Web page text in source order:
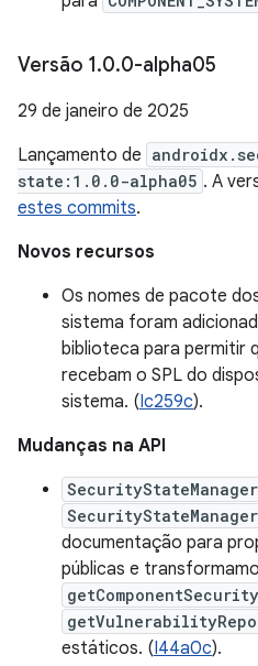
Versão 1.0.0-alpha05
29 de janeiro de 2025
Lançamento de
state:1.0.0-alpha05 . A
estes commits.
Novos recursos
Os nomes de pacote
sistema foram
biblioteca para permitir
recebam o SPL do
sistema. (Ic259c).
Mudanças na API
SecurityStateManager
documentação para
públicas e
estáticos. (I44a0c).